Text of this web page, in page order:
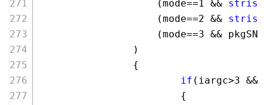
                    (mode==
1 &&
                    (mode==
2 &&
                    (mode==
3 &&
                )
                {
if (iargc>3 &&
                        {